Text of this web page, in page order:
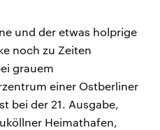
und der etwas holprige
noch zu Zeiten
grauem
einer Ostberliner
bei der 21. Ausgabe,
Heimathafen,